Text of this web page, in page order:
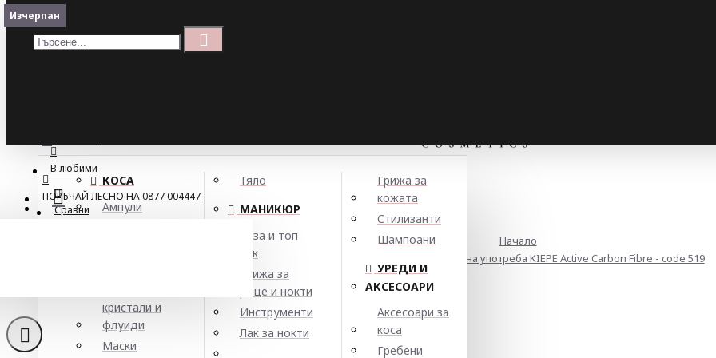
Меню
Кошница
В любими
Сравни
КОСА
Ампули
кристали и
флуиди
Маски
Тяло
МАНИКЮР
База и топ
лак
Грижа за
ръце и нокти
Инструменти
Лак за нокти
Грижа за
кожата
Стилизанти
Шампоани
УРЕДИ И
АКСЕСОАРИ
Аксесоари за
коса
Гребени
ПОРЪЧАЙ ЛЕСНО НА 0877 004447
Начало
Гребен за професионална употреба KIEPE Active Carbon Fibre - code 519
Изчерпан